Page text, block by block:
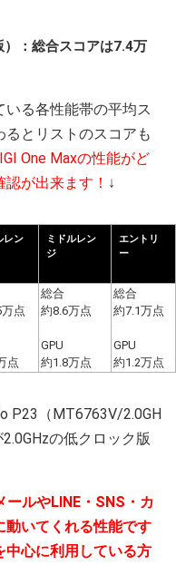
：総合スコアは7.4万
る各性能帯の平均ス
とリストのスコアも
One Maxの性能がど
が出来ます！ ↓
レン
ミドルレン
ジ
エントリ
ー
点
点
総合
約8.6万点
GPU
約1.8万点
総合
約7.1万点
GPU
約1.2万点
P23（MT6763V/2.0GH
の低クロック版
ールやLINE・SNS・カ
動いてくれる性能です
中心に利用している方